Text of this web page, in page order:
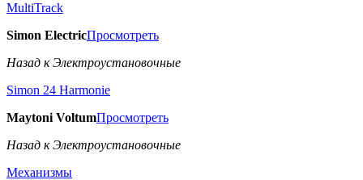
MultiTrack
Simon ElectricПросмотреть
Назад к Электроустановочные
Simon 24 Harmonie
Maytoni VoltumПросмотреть
Назад к Электроустановочные
Механизмы